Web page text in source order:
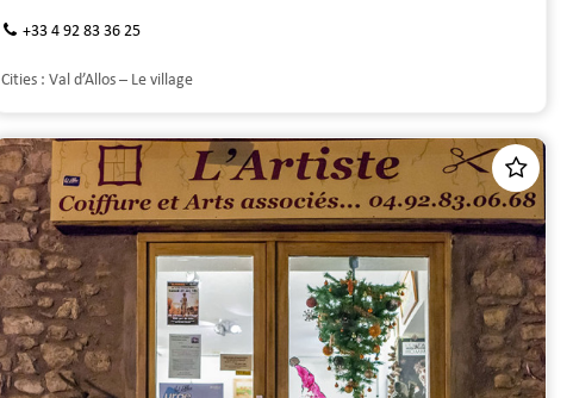
+33 4 92 83 36 25
Cities : Val d’Allos – Le village